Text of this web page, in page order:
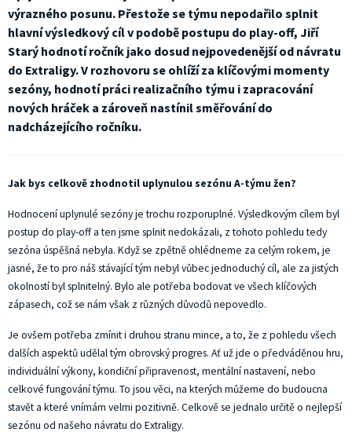
výrazného posunu. Přestože se týmu nepodařilo splnit
hlavní výsledkový cíl v podobě postupu do play-off, Jiří
Starý hodnotí ročník jako dosud nejpovedenější od návratu
do Extraligy. V rozhovoru se ohlíží za klíčovými momenty
sezóny, hodnotí práci realizačního týmu i zapracování
nových hráček a zároveň nastínil směřování do
nadcházejícího ročníku.
Jak bys celkově zhodnotil uplynulou sezónu A-týmu žen?
Hodnocení uplynulé sezóny je trochu rozporuplné. Výsledkovým cílem byl
postup do play-off a ten jsme splnit nedokázali, z tohoto pohledu tedy
sezóna úspěšná nebyla. Když se zpětně ohlédneme za celým rokem, je
jasné, že to pro náš stávající tým nebyl vůbec jednoduchý cíl, ale za jistých
okolností byl splnitelný. Bylo ale potřeba bodovat ve všech klíčových
zápasech, což se nám však z různých důvodů nepovedlo.
Je ovšem potřeba zmínit i druhou stranu mince, a to, že z pohledu všech
dalších aspektů udělal tým obrovský progres. Ať už jde o předváděnou hru,
individuální výkony, kondiční připravenost, mentální nastavení, nebo
celkové fungování týmu. To jsou věci, na kterých můžeme do budoucna
stavět a které vnímám velmi pozitivně. Celkově se jednalo určitě o nejlepší
sezónu od našeho návratu do Extraligy.